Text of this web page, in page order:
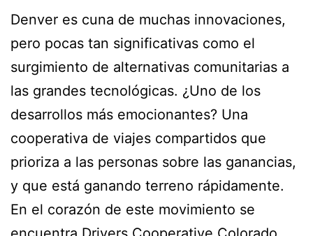
Denver es cuna de muchas innovaciones,
pero pocas tan significativas como el
surgimiento de alternativas comunitarias a
las grandes tecnológicas. ¿Uno de los
desarrollos más emocionantes? Una
cooperativa de viajes compartidos que
prioriza a las personas sobre las ganancias,
y que está ganando terreno rápidamente.
En el corazón de este movimiento se